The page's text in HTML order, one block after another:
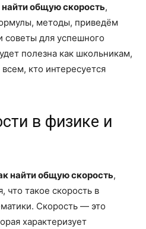
найти общую скорость,
методы, приведём
советы для успешного
полезна как школьникам,
кто интересуется
в физике и
найти общую скорость,
что такое скорость в
Скорость — это
характеризует